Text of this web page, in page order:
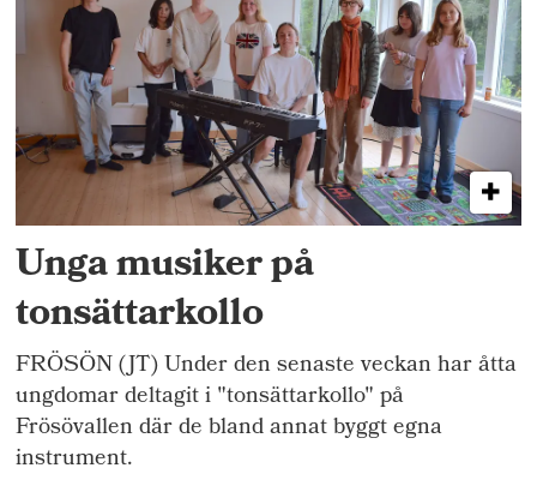
Unga musiker på
tonsättarkollo
FRÖSÖN (JT) Under den senaste veckan har åtta
ungdomar deltagit i "tonsättarkollo" på
Frösövallen där de bland annat byggt egna
instrument.